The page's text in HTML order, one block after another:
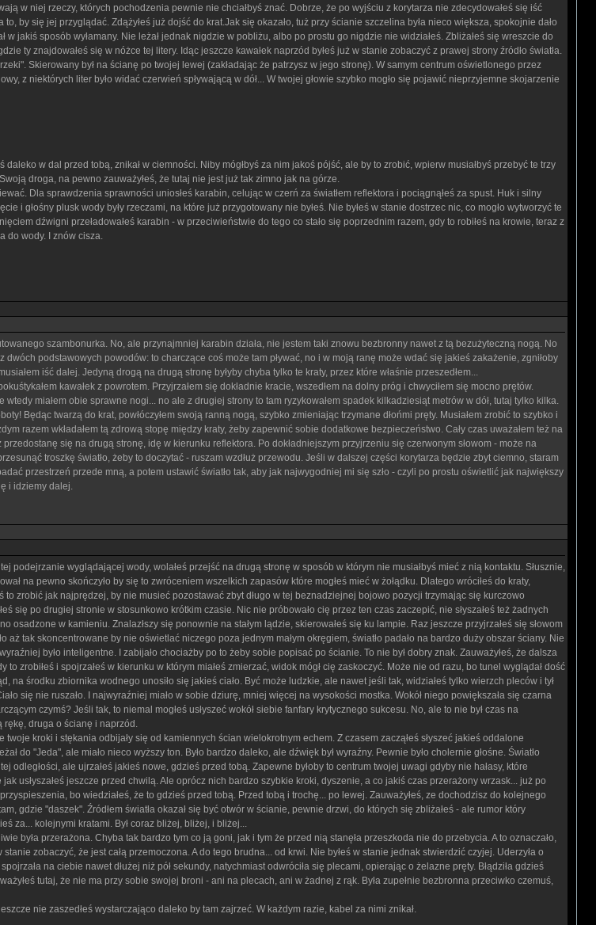
w niej rzeczy, których pochodzenia pewnie nie chciałbyś znać. Dobrze, że po wyjściu z korytarza nie zdecydowałeś się iść
to, by się jej przyglądać. Zdążyłeś już dojść do krat.Jak się okazało, tuż przy ścianie szczelina była nieco większa, spokojnie dało
w jakiś sposób wyłamany. Nie leżał jednak nigdzie w pobliżu, albo po prostu go nigdzie nie widziałeś. Zbliżałeś się wreszcie do
ty znajdowałeś się w nóżce tej litery. Idąc jeszcze kawałek naprzód byłeś już w stanie zobaczyć z prawej strony źródło światła.
Skierowany był na ścianę po twojej lewej (zakładając że patrzysz w jego stronę). W samym centrum oświetlonego przez
z niektórych liter było widać czerwień spływającą w dół... W twojej głowie szybko mogło się pojawić nieprzyjemne skojarzenie
w dal przed tobą, znikał w ciemności. Niby mógłbyś za nim jakoś pójść, ale by to zrobić, wpierw musiałbyś przebyć te trzy
droga, na pewno zauważyłeś, że tutaj nie jest już tak zimno jak na górze.
Dla sprawdzenia sprawności uniosłeś karabin, celując w czerń za światłem reflektora i pociągnąłeś za spust. Huk i silny
i głośny plusk wody były rzeczami, na które już przygotowany nie byłeś. Nie byłeś w stanie dostrzec nic, co mogło wytworzyć te
dźwigni przeładowałeś karabin - w przeciwieństwie do tego co stało się poprzednim razem, gdy to robiłeś na krowie, teraz z
do wody. I znów cisza.
szambonurka. No, ale przynajmniej karabin działa, nie jestem taki znowu bezbronny nawet z tą bezużyteczną nogą. No
dwóch podstawowych powodów: to charczące coś może tam pływać, no i w moją ranę może wdać się jakieś zakażenie, zgniłoby
iść dalej. Jedyną drogą na drugą stronę byłyby chyba tylko te kraty, przez które właśnie przeszedłem...
kawałek z powrotem. Przyjrzałem się dokładnie kracie, wszedłem na dolny próg i chwyciłem się mocno prętów.
miałem obie sprawne nogi... no ale z drugiej strony to tam ryzykowałem spadek kilkadziesiąt metrów w dół, tutaj tylko kilka.
Będąc twarzą do krat, powłóczyłem swoją ranną nogą, szybko zmieniając trzymane dłońmi pręty. Musiałem zrobić to szybko i
razem wkładałem tą zdrową stopę między kraty, żeby zapewnić sobie dodatkowe bezpieczeństwo. Cały czas uważałem też na
przedostanę się na drugą stronę, idę w kierunku reflektora. Po dokładniejszym przyjrzeniu się czerwonym słowom - może na
troszkę światło, żeby to doczytać - ruszam wzdłuż przewodu. Jeśli w dalszej części korytarza będzie zbyt ciemno, staram
przestrzeń przede mną, a potem ustawić światło tak, aby jak najwygodniej mi się szło - czyli po prostu oświetlić jak największy
i idziemy dalej.
podejrzanie wyglądającej wody, wolałeś przejść na drugą stronę w sposób w którym nie musiałbyś mieć z nią kontaktu. Słusznie,
na pewno skończyło by się to zwróceniem wszelkich zapasów które mogłeś mieć w żołądku. Dlatego wróciłeś do kraty,
to zrobić jak najprędzej, by nie musieć pozostawać zbyt długo w tej beznadziejnej bojowo pozycji trzymając się kurczowo
się po drugiej stronie w stosunkowo krótkim czasie. Nic nie próbowało cię przez ten czas zaczepić, nie słyszałeś też żadnych
osadzone w kamieniu. Znalazłszy się ponownie na stałym lądzie, skierowałeś się ku lampie. Raz jeszcze przyjrzałeś się słowom
aż tak skoncentrowane by nie oświetlać niczego poza jednym małym okręgiem, światło padało na bardzo duży obszar ściany. Nie
było inteligentne. I zabijało chociażby po to żeby sobie popisać po ścianie. To nie był dobry znak. Zauważyłeś, że dalsza
zrobiłeś i spojrzałeś w kierunku w którym miałeś zmierzać, widok mógł cię zaskoczyć. Może nie od razu, bo tunel wyglądał dość
na środku zbiornika wodnego unosiło się jakieś ciało. Być może ludzkie, ale nawet jeśli tak, widziałeś tylko wierzch pleców i tył
się nie ruszało. I najwyraźniej miało w sobie dziurę, mniej więcej na wysokości mostka. Wokół niego powiększała się czarna
czymś? Jeśli tak, to niemal mogłeś usłyszeć wokół siebie fanfary krytycznego sukcesu. No, ale to nie był czas na
rękę, druga o ścianę i naprzód.
twoje kroki i stękania odbijały się od kamiennych ścian wielokrotnym echem. Z czasem zacząłeś słyszeć jakieś oddalone
do "Jeda", ale miało nieco wyższy ton. Było bardzo daleko, ale dźwięk był wyraźny. Pewnie było cholernie głośne. Światło
odległości, ale ujrzałeś jakieś nowe, gdzieś przed tobą. Zapewne byłoby to centrum twojej uwagi gdyby nie hałasy, które
usłyszałeś jeszcze przed chwilą. Ale oprócz nich bardzo szybkie kroki, dyszenie, a co jakiś czas przerażony wrzask... już po
bo wiedziałeś, że to gdzieś przed tobą. Przed tobą i trochę... po lewej. Zauważyłeś, ze dochodzisz do kolejnego
gdzie "daszek". Źródłem światła okazał się być otwór w ścianie, pewnie drzwi, do których się zbliżałeś - ale rumor który
za... kolejnymi kratami. Był coraz bliżej, bliżej, i bliżej...
była przerażona. Chyba tak bardzo tym co ją goni, jak i tym że przed nią stanęła przeszkoda nie do przebycia. A to oznaczało,
zobaczyć, że jest całą przemoczona. A do tego brudna... od krwi. Nie byłeś w stanie jednak stwierdzić czyjej. Uderzyła o
na ciebie nawet dłużej niż pół sekundy, natychmiast odwróciła się plecami, opierając o żelazne pręty. Błądziła gdzieś
tutaj, że nie ma przy sobie swojej broni - ani na plecach, ani w żadnej z rąk. Była zupełnie bezbronna przeciwko czemuś,
nie zaszedłeś wystarczająco daleko by tam zajrzeć. W każdym razie, kabel za nimi znikał.